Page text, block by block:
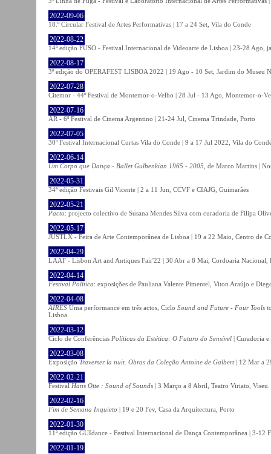
2022-09-06
18.º Circular Festival de Artes Performativas | 17 a 24 Set, Vila do Conde
2022-08-22
14ª edição FUSO - Festival Internacional de Videoarte de Lisboa | 23-28 Ago,
2022-08-17
3ª edição do OPERAFEST LISBOA 2022 | 19 Ago - 10 Set, Jardim do Museu
2022-07-28
Citemor - 44º Festival de Montemor-o-Velho | 28 Jul - 13 Ago, Montemor-o-
2022-07-16
AR - 6ª Festival de Cinema Argentino | 21-24 Jul, Cinema Trindade, Porto
2022-07-05
30º Festival Internacional Curtas Vila do Conde | 9 a 17 Jul 2022, Vila do
2022-06-14
Um Corpo que Dança - Ballet Gulbenkian 1965 - 2005 , de Marco Martins |
2022-05-31
34ª edição Festivais Gil Vicente | 2 a 11 Jun, CCVF e CIAJG, Guimarães
2022-05-21
Pacto: projecto colectivo de Susana Mendes Silva com curadoria de Filipa
2022-05-17
JUSTLX - Feira de Arte Contemporânea de Lisboa | 19 a 22 Maio, Centro de
2022-04-29
LAAF - Lisbon Art and Antiques Fair'22 | 30 Abr a 8 Mai, Cordoaria Nacional,
2022-04-14
Festival Política: exposições de Pauliana Valente Pimentel, Viton Araújo e
2022-04-08
AIRES Uma performance em três actos, Ciclo Sound and Future - Four Tools
Lisboa
2022-03-12
Ciclo de Conferências Políticas da Estética: O Futuro do Sensível | Curadoria
2022-03-08
Exposição Traverser la nuit. Obras da Coleção Antoine de Galbert | 12 Mar a
2022-02-21
Festival Hans Otte : Sound of Sounds | 3 Março a 8 Abril, Teatro Viriato, Viseu.
2022-02-16
Fim de Semana Inquieto | 19 e 20 Fev, Casa da Arquitectura, Porto
2022-01-30
11ª edição GUIdance - Festival Internacional de Dança Contemporânea | 3-12
2022-01-19